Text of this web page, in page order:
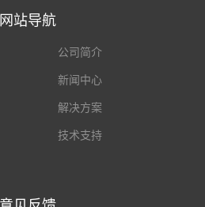
网站导航
公司简介
新闻中心
解决方案
技术支持